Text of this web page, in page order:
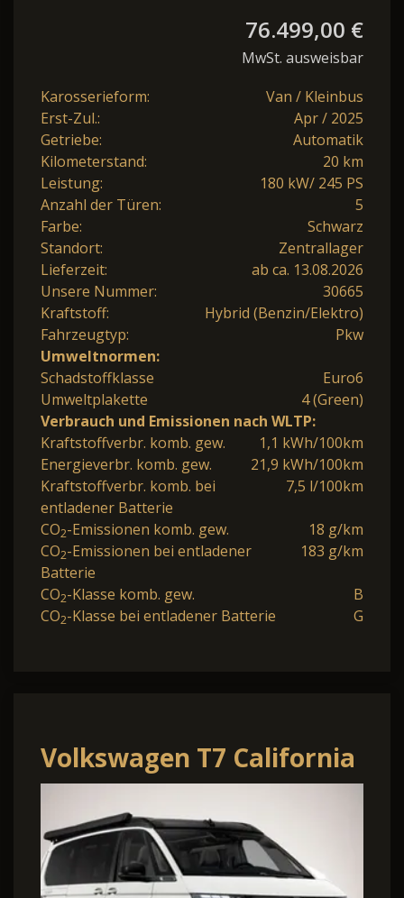
76.499,00 €
MwSt. ausweisbar
Karosserieform:
Van / Kleinbus
Erst-Zul.:
Apr / 2025
Getriebe:
Automatik
Kilometerstand:
20 km
Leistung:
180 kW/ 245 PS
Anzahl der Türen:
5
Farbe:
Schwarz
Standort:
Zentrallager
Lieferzeit:
ab ca. 13.08.2026
Unsere Nummer:
30665
Kraftstoff:
Hybrid (Benzin/Elektro)
Fahrzeugtyp:
Pkw
Umweltnormen:
Schadstoffklasse
Euro6
Umweltplakette
4 (Green)
Verbrauch und Emissionen nach WLTP:
Kraftstoffverbr. komb. gew.
1,1 kWh/100km
Energieverbr. komb. gew.
21,9 kWh/100km
Kraftstoffverbr. komb. bei
entladener Batterie
7,5 l/100km
CO2-Emissionen komb. gew.
18 g/km
CO2-Emissionen bei entladener
Batterie
183 g/km
CO2-Klasse komb. gew.
B
CO2-Klasse bei entladener Batterie G
Volkswagen T7 California
2.0 TDI 110kW 7DSG
Ocean